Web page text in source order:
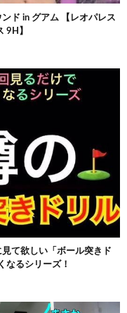
ド in グアム 【レオパレス
9H】
て欲しい「ボール突きド
なるシリーズ！